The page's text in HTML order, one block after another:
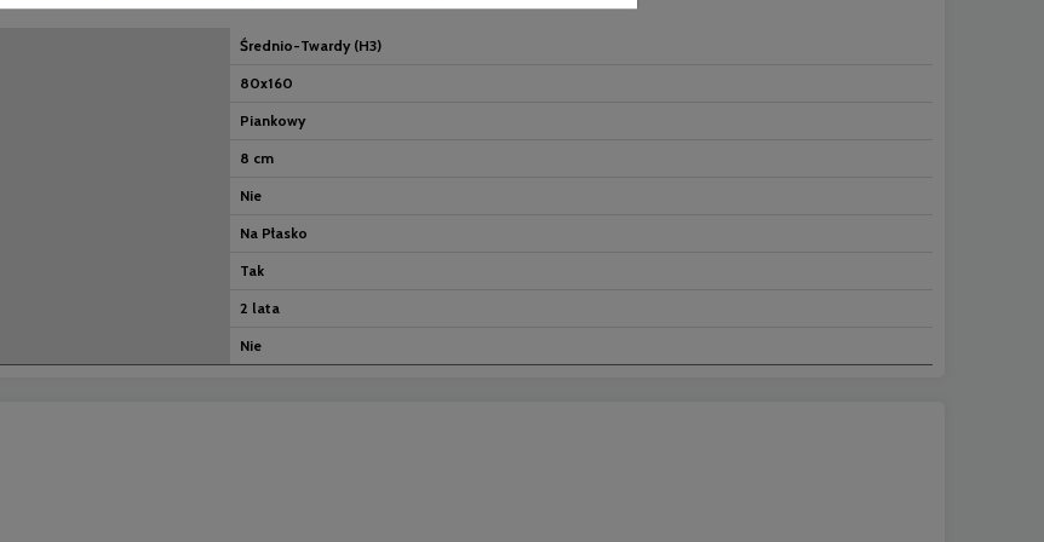
Średnio-Twardy (H3)
80x160
Piankowy
8 cm
Nie
Na Płasko
Tak
2 lata
Nie